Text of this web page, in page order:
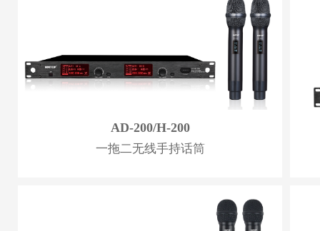
AD-200/H-200
一拖二无线手持话筒